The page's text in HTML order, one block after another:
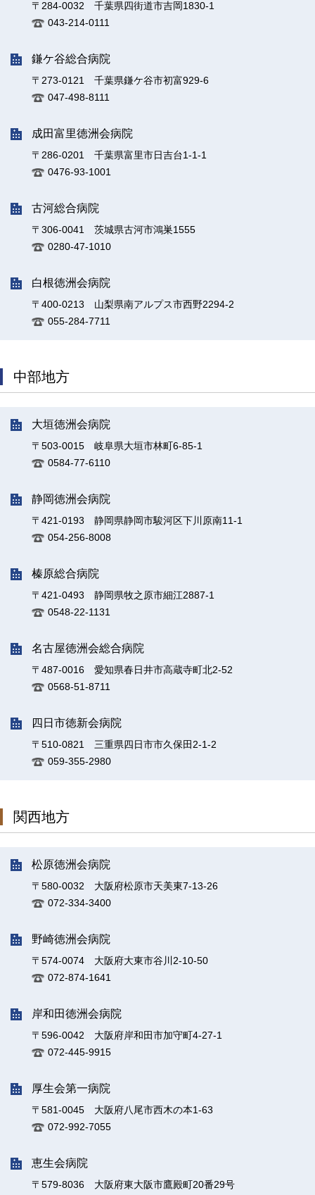
〒284-0032 千葉県四街道市吉岡1830-1
043-214-0111
鎌ケ谷総合病院
〒273-0121 千葉県鎌ケ谷市初富929-6
047-498-8111
成田富里徳洲会病院
〒286-0201 千葉県富里市日吉台1-1-1
0476-93-1001
古河総合病院
〒306-0041 茨城県古河市鴻巣1555
0280-47-1010
白根徳洲会病院
〒400-0213 山梨県南アルプス市西野2294-2
055-284-7711
中部地方
大垣徳洲会病院
〒503-0015 岐阜県大垣市林町6-85-1
0584-77-6110
静岡徳洲会病院
〒421-0193 静岡県静岡市駿河区下川原南11-1
054-256-8008
榛原総合病院
〒421-0493 静岡県牧之原市細江2887-1
0548-22-1131
名古屋徳洲会総合病院
〒487-0016 愛知県春日井市高蔵寺町北2-52
0568-51-8711
四日市徳新会病院
〒510-0821 三重県四日市市久保田2-1-2
059-355-2980
関西地方
松原徳洲会病院
〒580-0032 大阪府松原市天美東7-13-26
072-334-3400
野崎徳洲会病院
〒574-0074 大阪府大東市谷川2-10-50
072-874-1641
岸和田徳洲会病院
〒596-0042 大阪府岸和田市加守町4-27-1
072-445-9915
厚生会第一病院
〒581-0045 大阪府八尾市西木の本1-63
072-992-7055
恵生会病院
〒579-8036 大阪府東大阪市鷹殿町20番29号